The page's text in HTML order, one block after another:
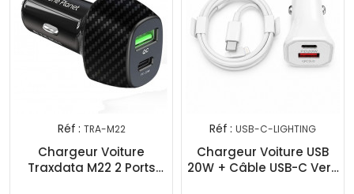
Réf : TRA-M22
Chargeur Voiture
Traxdata M22 2 Ports
Réf : USB-C-LIGHTING
Chargeur Voiture USB
20W + Câble USB-C Vers